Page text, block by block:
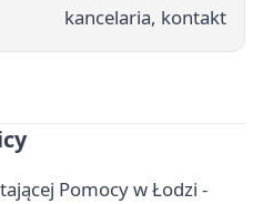
kancelaria, kontakt
Pomocy w Łodzi -